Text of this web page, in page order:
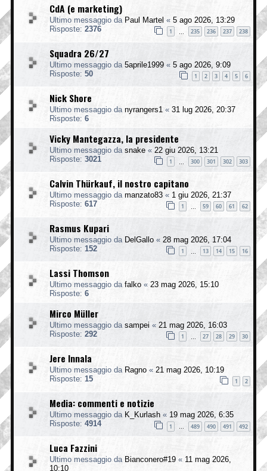
CdA (e marketing)
Ultimo messaggio da Paul Martel « 5 ago 2026, 13:29
Risposte: 2376 1 235 236 237 238
Squadra 26/27
Ultimo messaggio da 5aprile1999 « 5 ago 2026, 9:09
Risposte: 50 1 2 3 4 5 6
Nick Shore
Ultimo messaggio da nyrangers1 « 31 lug 2026, 20:37
Risposte: 6
Vicky Mantegazza, la presidente
Ultimo messaggio da snake « 22 giu 2026, 13:21
Risposte: 3021 1 300 301 302 303
Calvin Thürkauf, il nostro capitano
Ultimo messaggio da manzato83 « 1 giu 2026, 21:37
Risposte: 617 1 59 60 61 62
Rasmus Kupari
Ultimo messaggio da DelGallo « 28 mag 2026, 17:04
Risposte: 152 1 13 14 15 16
Lassi Thomson
Ultimo messaggio da falko « 23 mag 2026, 15:10
Risposte: 6
Mirco Müller
Ultimo messaggio da sampei « 21 mag 2026, 16:03
Risposte: 292 1 27 28 29 30
Jere Innala
Ultimo messaggio da Ragno « 21 mag 2026, 10:19
Risposte: 15 1 2
Media: commenti e notizie
Ultimo messaggio da K_Kurlash « 19 mag 2026, 6:35
Risposte: 4914 1 489 490 491 492
Luca Fazzini
Ultimo messaggio da Bianconero#19 « 11 mag 2026,
10:10